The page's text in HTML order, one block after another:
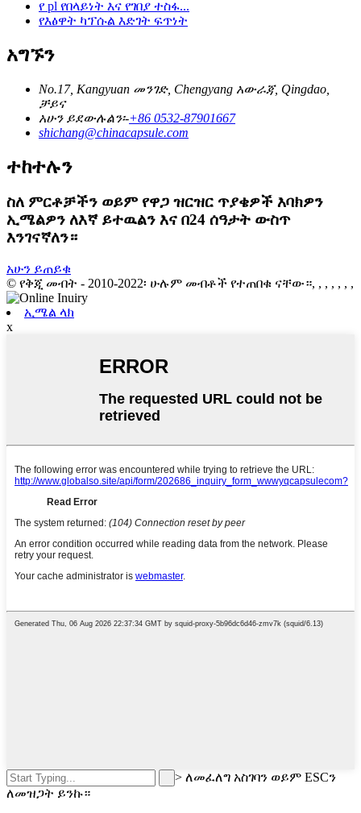
የ pl የበላይነት እና የገበያ ተስፋ...
የእፅዋት ካፕሱል እድገት ፍጥነት
አግኙን
No.17, Kangyuan መንገድ, Chengyang አውራጃ, Qingdao,
ቻይና
አሁን ይደውሉልን፡-+86 0532-87901667
shichang@chinacapsule.com
ተከተሉን
ስለ ምርቶቻችን ወይም የዋጋ ዝርዝር ጥያቄዎች እባክዎን
ኢሜልዎን ለእኛ ይተዉልን እና በ24 ሰዓታት ውስጥ
እንገናኛለን።
አሁን ይጠይቁ
© የቅጂ መብት - 2010-2022፡ ሁሉም መብቶች የተጠበቁ ናቸው።, , , , , , ,
ኢሜል ላክ
x
> ለመፈለግ አስገባን ወይም ESCን
ለመዝጋት ይንኩ።